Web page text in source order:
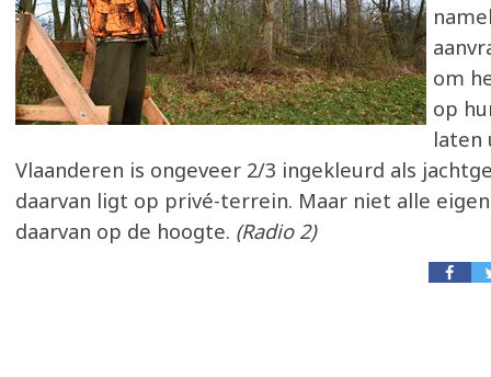
om
op
laten
Vlaanderen is ongeveer 2/3 ingekleurd als
daarvan ligt op privé-terrein. Maar niet alle
daarvan op de hoogte. (Radio 2)